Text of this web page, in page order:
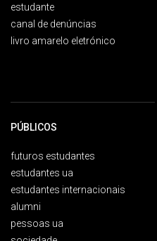
estudante
canal de denúncias
livro amarelo eletrónico
PÚBLICOS
futuros estudantes
estudantes ua
estudantes internacionais
alumni
pessoas ua